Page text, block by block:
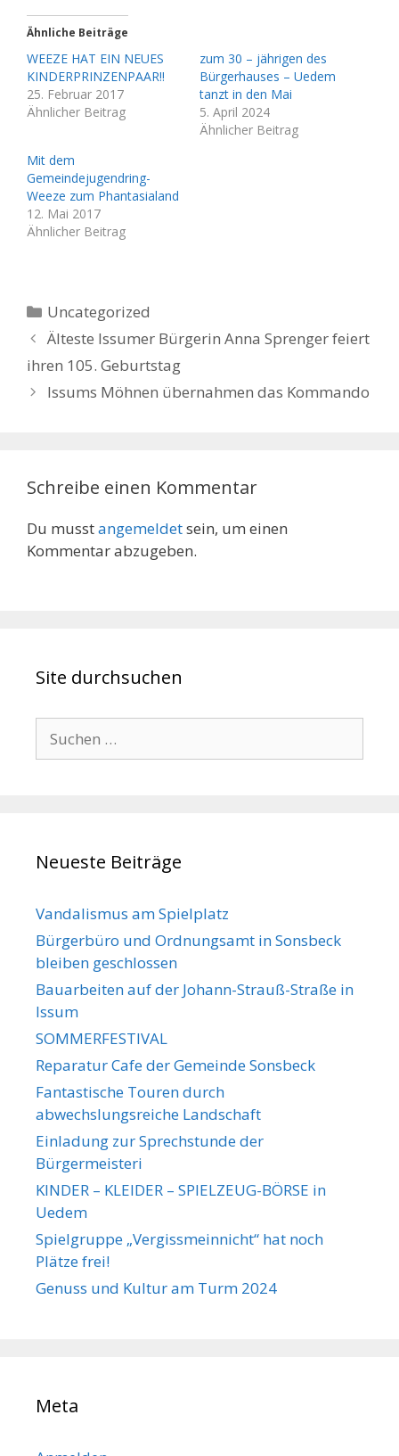
Ähnliche Beiträge
WEEZE HAT EIN NEUES
KINDERPRINZENPAAR!!
25. Februar 2017
Ähnlicher Beitrag
zum 30 – jährigen des
Bürgerhauses – Uedem
tanzt in den Mai
5. April 2024
Ähnlicher Beitrag
Mit dem
Gemeindejugendring-
Weeze zum Phantasialand
12. Mai 2017
Ähnlicher Beitrag
Kategorien
Uncategorized
Älteste Issumer Bürgerin Anna Sprenger feiert
ihren 105. Geburtstag
Issums Möhnen übernahmen das Kommando
Schreibe einen Kommentar
Du musstangemeldetsein, um einen
Kommentar abzugeben.
Site durchsuchen
nach:
Neueste Beiträge
Vandalismus am Spielplatz
Bürgerbüro und Ordnungsamt in Sonsbeck
bleiben geschlossen
Bauarbeiten auf der Johann-Strauß-Straße in
Issum
SOMMERFESTIVAL
Reparatur Cafe der Gemeinde Sonsbeck
Fantastische Touren durch
abwechslungsreiche Landschaft
Einladung zur Sprechstunde der
Bürgermeisteri
KINDER – KLEIDER – SPIELZEUG-BÖRSE in
Uedem
Spielgruppe „Vergissmeinnicht“ hat noch
Plätze frei!
Genuss und Kultur am Turm 2024
Meta